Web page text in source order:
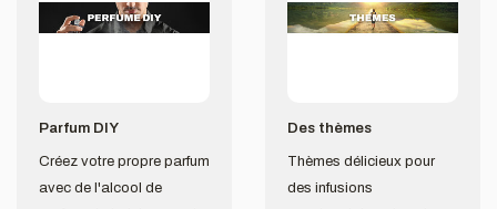
Parfum DIY
Créez votre propre parfum
avec de l'alcool de
Des thèmes
Thèmes délicieux pour
des infusions